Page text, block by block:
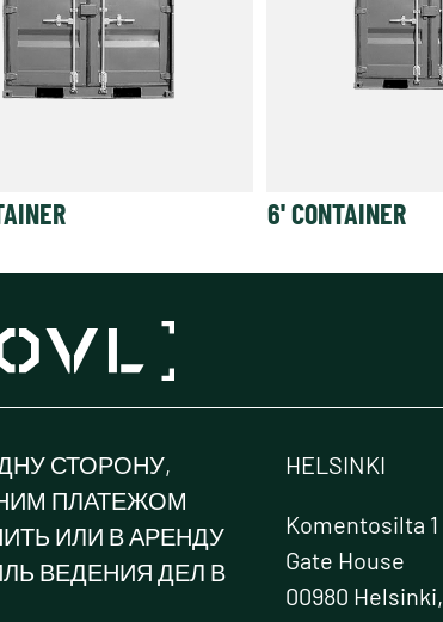
6' CONTAINER
СТОРОНУ,
ПЛАТЕЖОМ
ИЛИ В АРЕНДУ
ВЕДЕНИЯ ДЕЛ В
HELSINKI
Komentosilta 1
Gate House
00980 Helsinki,